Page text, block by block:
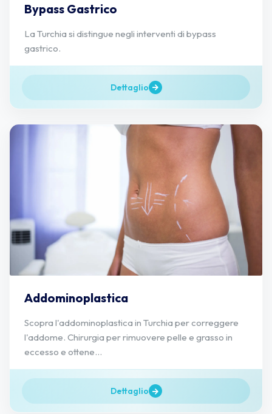
Bypass Gastrico
La Turchia si distingue negli interventi di bypass
gastrico.
Dettaglio
Addominoplastica
Scopra l'addominoplastica in Turchia per correggere
l'addome. Chirurgia per rimuovere pelle e grasso in
eccesso e ottene...
Dettaglio